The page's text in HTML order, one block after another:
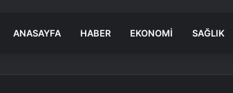
ANASAYFA HABER EKONOMI SAĞLIK